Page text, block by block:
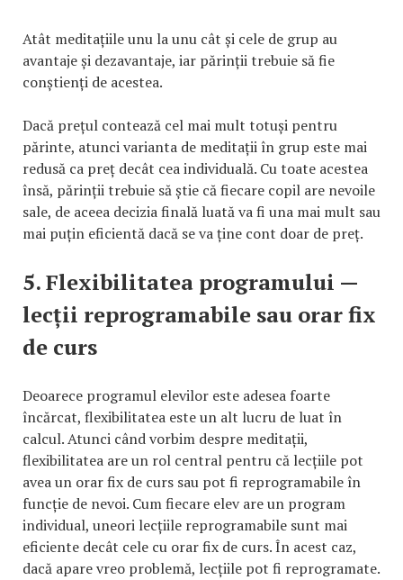
Atât meditațiile unu la unu cât și cele de grup au
avantaje și dezavantaje, iar părinții trebuie să fie
conștienți de acestea.
Dacă prețul contează cel mai mult totuși pentru
părinte, atunci varianta de meditații în grup este mai
redusă ca preț decât cea individuală. Cu toate acestea
însă, părinții trebuie să știe că fiecare copil are nevoile
sale, de aceea decizia finală luată va fi una mai mult sau
mai puțin eficientă dacă se va ține cont doar de preț.
5. Flexibilitatea programului —
lecții reprogramabile sau orar fix
de curs
Deoarece programul elevilor este adesea foarte
încărcat, flexibilitatea este un alt lucru de luat în
calcul. Atunci când vorbim despre meditații,
flexibilitatea are un rol central pentru că lecțiile pot
avea un orar fix de curs sau pot fi reprogramabile în
funcție de nevoi. Cum fiecare elev are un program
individual, uneori lecțiile reprogramabile sunt mai
eficiente decât cele cu orar fix de curs. În acest caz,
dacă apare vreo problemă, lecțiile pot fi reprogramate.